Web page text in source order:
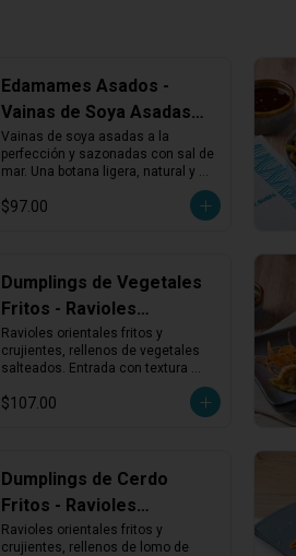
Edamames Asados -
Vainas de Soya Asadas
con Sal de Mar
Vainas de soya asadas a la
perfección y sazonadas con sal de
mar. Una botana ligera, natural y
llena de sabor para abrir el apetito o
acompañar tu rollo favorito.
$97.00
Dumplings de Vegetales
Fritos - Ravioles
Crujientes de Vegetales
Ravioles orientales fritos y
crujientes, rellenos de vegetales
salteados. Entrada con textura
combina con todo.
$107.00
Dumplings de Cerdo
Fritos - Ravioles
Crujientes de Lomo
Ravioles orientales fritos y
crujientes, rellenos de lomo de